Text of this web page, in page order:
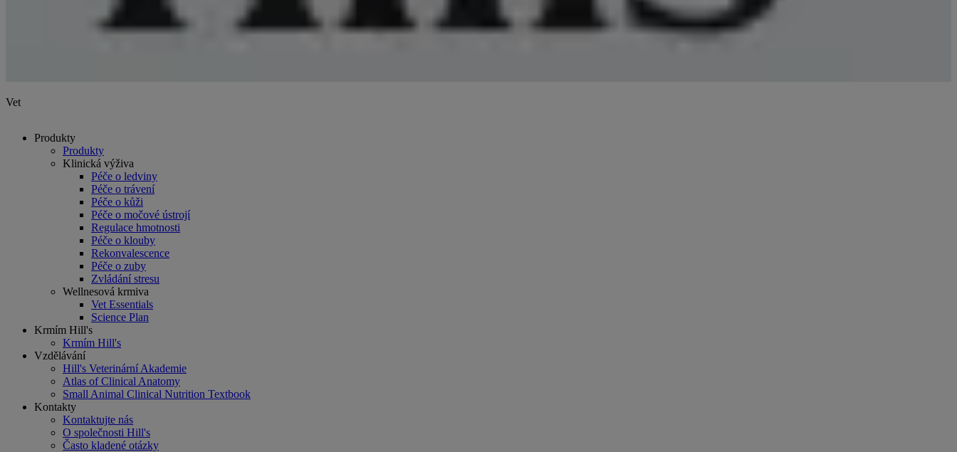
Vet
Produkty
Produkty
Klinická výživa
Péče o ledviny
Péče o trávení
Péče o kůži
Péče o močové ústrojí
Regulace hmotnosti
Péče o klouby
Rekonvalescence
Péče o zuby
Zvládání stresu
Wellnesová krmiva
Vet Essentials
Science Plan
Krmím Hill's
Krmím Hill's
Vzdělávání
Hill's Veterinární Akademie
Atlas of Clinical Anatomy
Small Animal Clinical Nutrition Textbook
Kontakty
Kontaktujte nás
O společnosti Hill's
Často kladené otázky